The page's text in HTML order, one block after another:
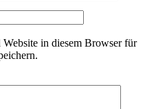
in diesem Browser für